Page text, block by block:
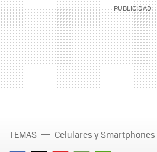
TEMAS Celulares y Smartphones